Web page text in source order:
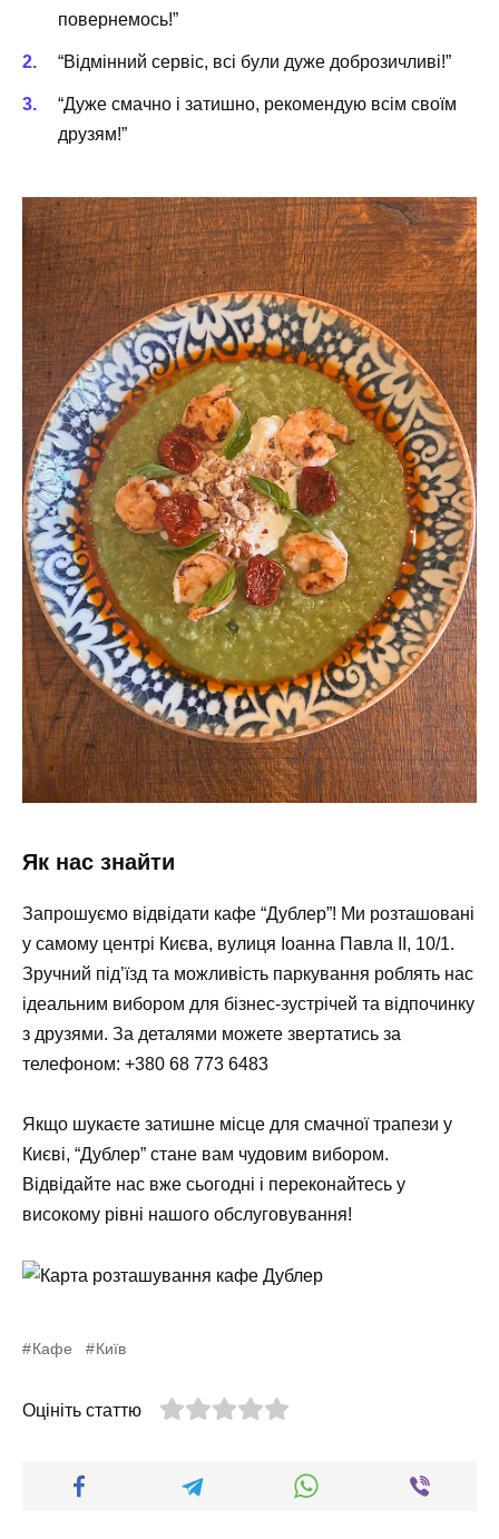
повернемось!”
“Відмінний сервіс, всі були дуже доброзичливі!”
“Дуже смачно і затишно, рекомендую всім своїм
друзям!”
Як нас знайти
Запрошуємо відвідати кафе “Дублер”! Ми розташовані
у самому центрі Києва, вулиця Іоанна Павла II, 10/1.
Зручний під’їзд та можливість паркування роблять нас
ідеальним вибором для бізнес-зустрічей та відпочинку
з друзями. За деталями можете звертатись за
телефоном: +380 68 773 6483
Якщо шукаєте затишне місце для смачної трапези у
Києві, “Дублер” стане вам чудовим вибором.
Відвідайте нас вже сьогодні і переконайтесь у
високому рівні нашого обслуговування!
Кафе Київ
Оцініть статтю